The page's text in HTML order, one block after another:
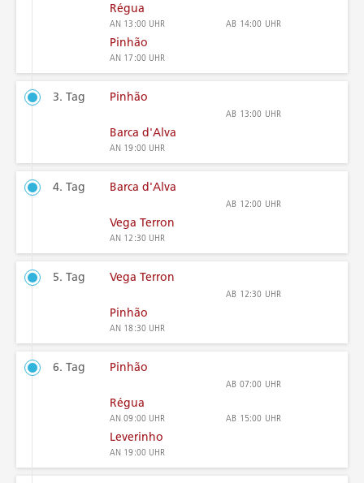
Régua
AN 13:00 UHR AB 14:00 UHR
Pinhão
AN 17:00 UHR
3. Tag Pinhão
AB 13:00 UHR
Barca d'Alva
AN 19:00 UHR
4. Tag Barca d'Alva
AB 12:00 UHR
Vega Terron
AN 12:30 UHR
5. Tag Vega Terron
AB 12:30 UHR
Pinhão
AN 18:30 UHR
6. Tag Pinhão
AB 07:00 UHR
Régua
AN09:00 UHR AB 15:00 UHR
Leverinho
AN 19:00 UHR